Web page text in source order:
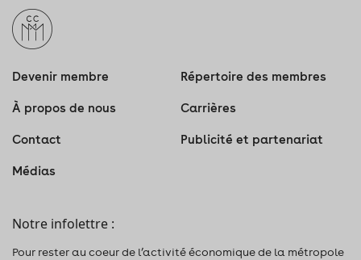
Devenir membre Répertoire des membres
À propos de nous Carrières
Contact Publicité et partenariat
Médias
Notre infolettre :
Pour rester au coeur de l’activité économique de la métropole